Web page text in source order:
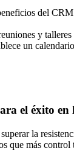
del
y
un
el éxito
la
que más control